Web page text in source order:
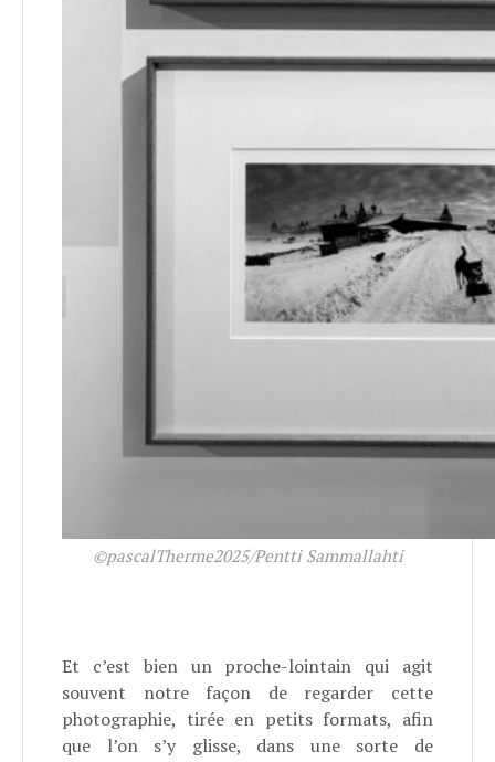
©pascalTherme2025/Pentti Sammallahti
Et c’est bien un proche-lointain qui agit
souvent notre façon de regarder cette
photographie, tirée en petits formats, afin
que l’on s’y glisse, dans une sorte de